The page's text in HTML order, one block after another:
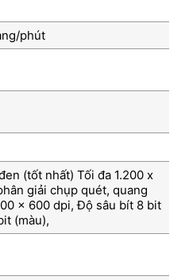
phút
(tốt nhất) Tối đa 1.200 x
giải chụp quét, quang
x 600 dpi, Độ sâu bít 8 bit
(màu),